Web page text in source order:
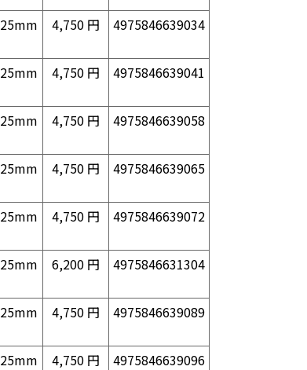
25mm 4,750 円 4975846639034
25mm 4,750 円 4975846639041
25mm 4,750 円 4975846639058
25mm 4,750 円 4975846639065
25mm 4,750 円 4975846639072
25mm 6,200 円 4975846631304
25mm 4,750 円 4975846639089
25mm 4,750 円 4975846639096